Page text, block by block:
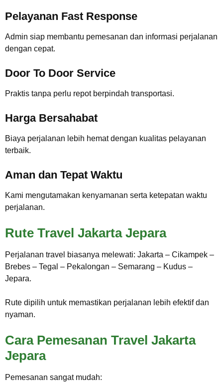
Pelayanan Fast Response
Admin siap membantu pemesanan dan informasi perjalanan
dengan cepat.
Door To Door Service
Praktis tanpa perlu repot berpindah transportasi.
Harga Bersahabat
Biaya perjalanan lebih hemat dengan kualitas pelayanan
terbaik.
Aman dan Tepat Waktu
Kami mengutamakan kenyamanan serta ketepatan waktu
perjalanan.
Rute Travel Jakarta Jepara
Perjalanan travel biasanya melewati: Jakarta – Cikampek –
Brebes – Tegal – Pekalongan – Semarang – Kudus –
Jepara.
Rute dipilih untuk memastikan perjalanan lebih efektif dan
nyaman.
Cara Pemesanan Travel Jakarta
Jepara
Pemesanan sangat mudah: